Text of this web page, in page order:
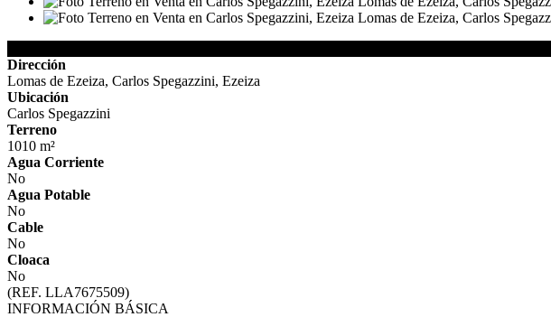
Dirección
Lomas de Ezeiza, Carlos Spegazzini, Ezeiza
Ubicación
Carlos Spegazzini
Terreno
1010 m²
Agua Corriente
No
Agua Potable
No
Cable
No
Cloaca
No
(REF. LLA7675509)
INFORMACIÓN BÁSICA